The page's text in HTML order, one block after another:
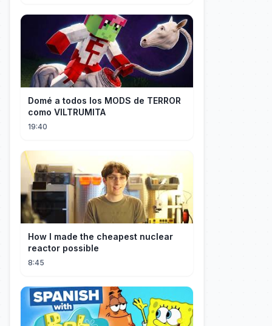
Domé a todos los MODS de TERROR
como VILTRUMITA
19:40
How I made the cheapest nuclear
reactor possible
8:45